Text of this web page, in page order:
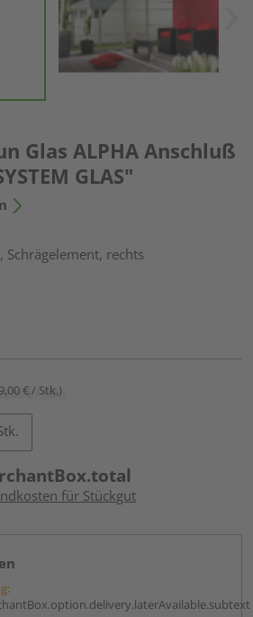
Glas ALPHA Anschluß
GLAS"
rechts
€ / Stk.)
für Stückgut